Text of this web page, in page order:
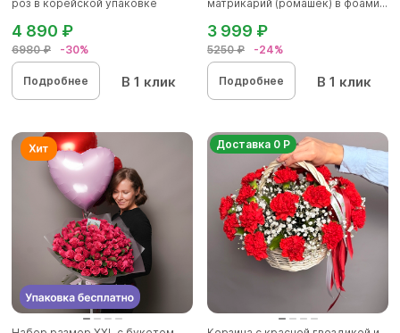
роз в корейской упаковке
6980 ₽ -30%
4 890 ₽
Подробнее В 1 клик
матрикарий (ромашек) в фоами...
5250 ₽ -24%
3 999 ₽
Подробнее В 1 клик
Доставка 0 Р